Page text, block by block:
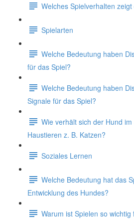
Welches Spielverhalten
Spielarten
Welche Bedeutung haben
für das Spiel?
Welche Bedeutung haben
Signale für das Spiel?
Wie verhält sich der Hund
Haustieren z. B. Katzen?
Soziales Lernen
Welche Bedeutung hat das
Entwicklung des Hundes?
Warum ist Spielen so